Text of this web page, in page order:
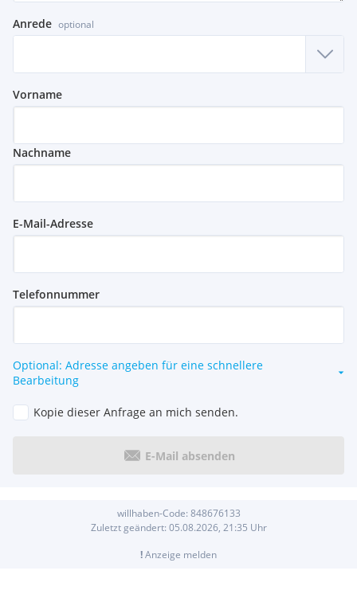
Anrede optional
Vorname
Nachname
E-Mail-Adresse
Telefonnummer
Optional: Adresse angeben für eine schnellere
Bearbeitung
Kopie dieser Anfrage an mich senden.
E-Mail absenden
willhaben-Code: 848676133
Zuletzt geändert: 05.08.2026, 21:35 Uhr
!Anzeige melden